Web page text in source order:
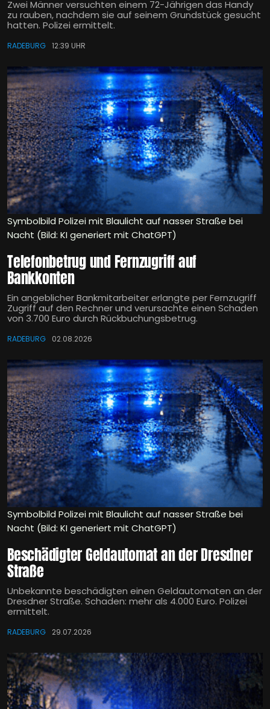
Zwei Männer versuchten einem 72-Jährigen das Handy
zu rauben, nachdem sie auf seinem Grundstück gesucht
hatten. Polizei ermittelt.
RADEBURG 12:39 UHR
Symbolbild Polizei mit Blaulicht auf nasser Straße bei
Nacht (Bild: KI generiert mit ChatGPT)
Telefonbetrug und Fernzugriff auf
Bankkonten
Ein angeblicher Bankmitarbeiter erlangte per Fernzugriff
Zugriff auf den Rechner und verursachte einen Schaden
von 3.700 Euro durch Rückbuchungsbetrug.
RADEBURG 02.08.2026
Symbolbild Polizei mit Blaulicht auf nasser Straße bei
Nacht (Bild: KI generiert mit ChatGPT)
Beschädigter Geldautomat an der Dresdner
Straße
Unbekannte beschädigten einen Geldautomaten an der
Dresdner Straße. Schaden: mehr als 4.000 Euro. Polizei
ermittelt.
RADEBURG 29.07.2026